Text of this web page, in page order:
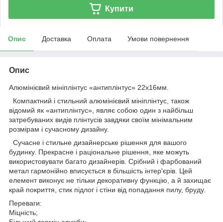
Купити
Опис Доставка Оплата Умови повернення
Опис
Алюмінієвий мініплінтус «антиплінтус» 22х16мм.
Компактний і стильний алюмінієвий мініплінтус, також
відомий як «антиплінтус», являє собою один з найбільш
затребуваних видів плінтусів завдяки своїм мінімальним
розмірам і сучасному дизайну.
Сучасне і стильне дизайнерське рішення для вашого
будинку. Прекрасне і раціональне рішення, яке можуть
використовувати багато дизайнерів. Срібний і фарбований
метал гармонійно вписується в більшість інтер'єрів. Цей
елемент виконує не тільки декоративну функцію, а й захищає
край покриття, стик підлог і стіни від попадання пилу, бруду.
Переваги:
Міцність;